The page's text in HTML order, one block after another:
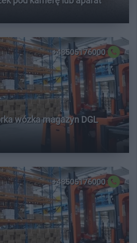
+48505176000
wózka magazyn DGL
+48505176000